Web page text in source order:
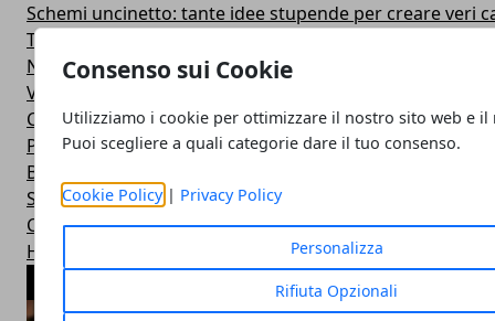
Consenso sui Cookie
Utilizziamo i cookie per ottimizzare il nostro sito web e il
Puoi scegliere a quali categorie dare il tuo consenso.
Cookie Policy| Privacy Policy
Personalizza
Rifiuta Opzionali
Schemi uncinetto: tante idee stupende per creare veri
Tanti tutorial di uncinetto per imparare nuove tecniche
Natale
Video
Compra e vendi
Pasqua
Befana
Schemi uncinetto per bambini: tante idee sfiziose per i
Carnevale
Halloween